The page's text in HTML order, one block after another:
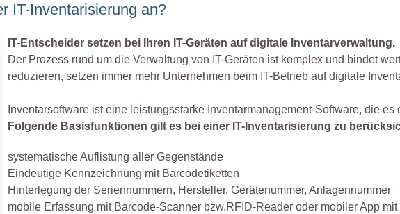
IT-Inventarisierung an?
IT-Entscheider setzen bei Ihren IT-Geräten auf digitale Inventarverwaltung.
Der Prozess rund um die Verwaltung von IT-Geräten ist komplex und bindet
reduzieren, setzen immer mehr Unternehmen beim IT-Betrieb auf digitale
Inventarsoftware ist eine leistungsstarke Inventarmanagement-Software, die
Folgende Basisfunktionen gilt es bei einer IT-Inventarisierung zu
systematische Auflistung aller Gegenstände
Eindeutige Kennzeichnung mit Barcodetiketten
Hinterlegung der Seriennummern, Hersteller, Gerätenummer, Anlagennummer
mobile Erfassung mit Barcode-Scanner bzw.RFID-Reader oder mobiler App